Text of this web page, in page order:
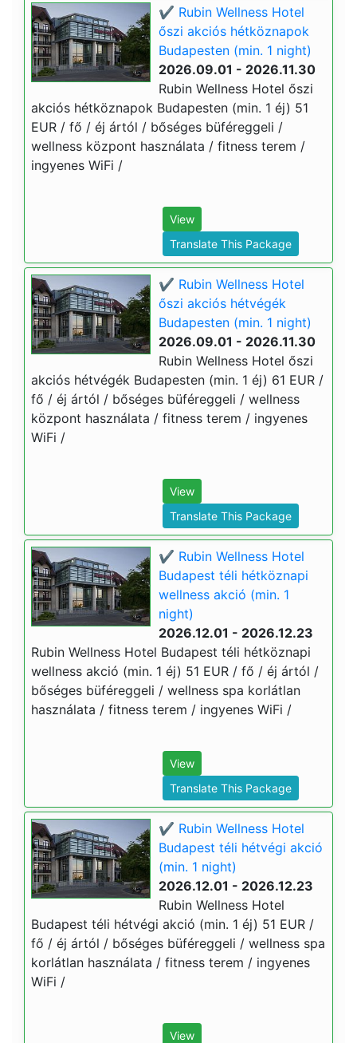
✔️ Rubin Wellness Hotel
őszi akciós hétköznapok
Budapesten (min. 1 night)
2026.09.01 - 2026.11.30
Rubin Wellness Hotel őszi
akciós hétköznapok Budapesten (min. 1 éj) 51
EUR / fő / éj ártól / bőséges büféreggeli /
wellness központ használata / fitness terem /
ingyenes WiFi /
View
Translate This Package
✔️ Rubin Wellness Hotel
őszi akciós hétvégék
Budapesten (min. 1 night)
2026.09.01 - 2026.11.30
Rubin Wellness Hotel őszi
akciós hétvégék Budapesten (min. 1 éj) 61 EUR /
fő / éj ártól / bőséges büféreggeli / wellness
központ használata / fitness terem / ingyenes
WiFi /
View
Translate This Package
✔️ Rubin Wellness Hotel
Budapest téli hétköznapi
wellness akció (min. 1
night)
2026.12.01 - 2026.12.23
Rubin Wellness Hotel Budapest téli hétköznapi
wellness akció (min. 1 éj) 51 EUR / fő / éj ártól /
bőséges büféreggeli / wellness spa korlátlan
használata / fitness terem / ingyenes WiFi /
View
Translate This Package
✔️ Rubin Wellness Hotel
Budapest téli hétvégi akció
(min. 1 night)
2026.12.01 - 2026.12.23
Rubin Wellness Hotel
Budapest téli hétvégi akció (min. 1 éj) 51 EUR /
fő / éj ártól / bőséges büféreggeli / wellness spa
korlátlan használata / fitness terem / ingyenes
WiFi /
View